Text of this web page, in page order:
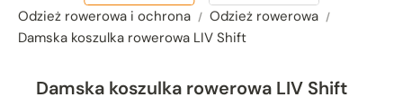
Odzież rowerowa i ochrona
Odzież rowerowa
Damska koszulka rowerowa LIV Shift
Damska koszulka rowerowa LIV Shift